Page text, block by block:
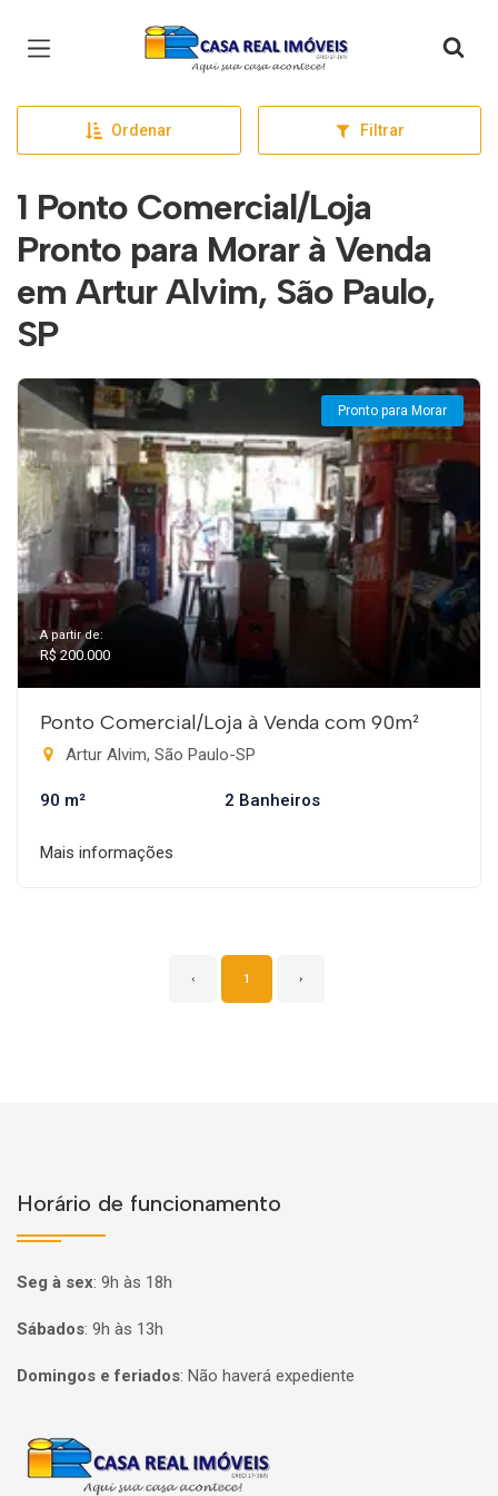
Página inicial
Ordenar Filtrar
1 Ponto Comercial/Loja
Pronto para Morar à Venda
em Artur Alvim, São Paulo,
SP
Pronto para Morar
A partir de:
R$ 200.000
Ponto Comercial/Loja à Venda com 90m²
Artur Alvim, São Paulo-SP
90 m² 2 Banheiros
Mais informações
‹ 1 ›
Horário de funcionamento
Seg à sex: 9h às 18h
Sábados: 9h às 13h
Domingos e feriados: Não haverá expediente
Página inicial